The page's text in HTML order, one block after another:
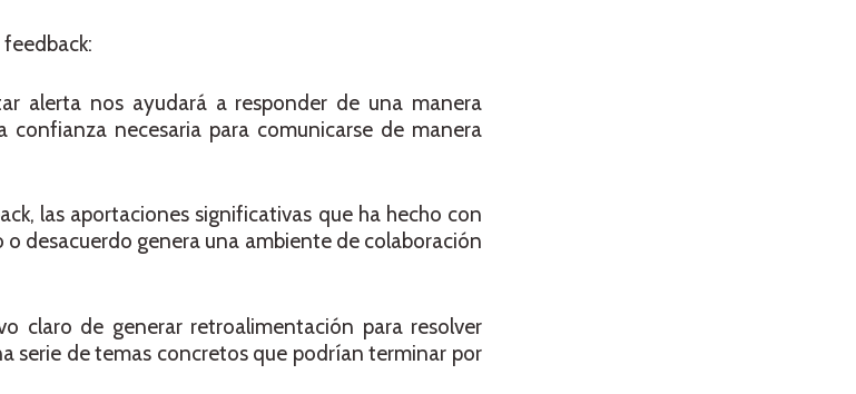
alerta nos ayudará a responder de una manera
necesaria para comunicarse de manera
las aportaciones significativas que ha hecho con
desacuerdo genera una ambiente de colaboración
claro de generar retroalimentación para resolver
serie de temas concretos que podrían terminar por